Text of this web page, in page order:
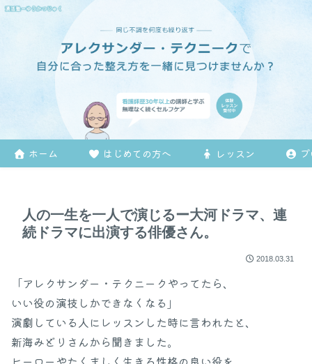
ホーム はじめての方へ レッスン
人の一生を一人で演じるー大河ドラマ、連
続ドラマに出演する俳優さん。
2018.03.31
「アレクサンダー・テクニークやってたら、
いい役の演技しかできなくなる」
演劇している人にレッスンした時に言われたと、
新海みどりさんから聞きました。